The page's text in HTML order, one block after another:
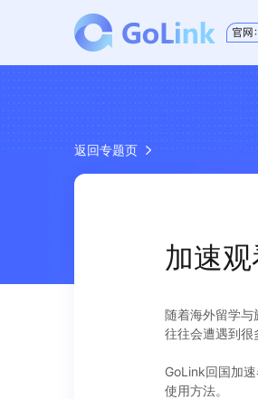
返回专题页
加速
随着海外留学与
往往会遭遇到很
GoLink回国加
使用方法。